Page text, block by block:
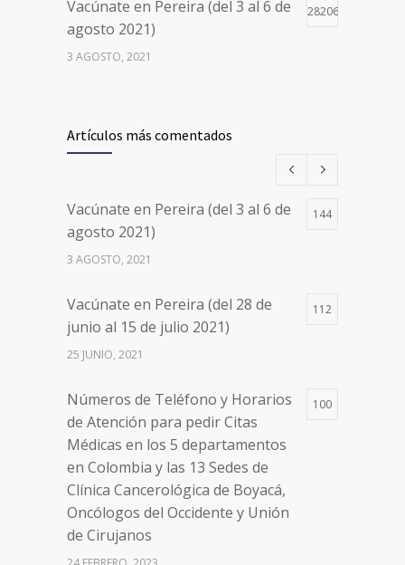
Vacúnate en Pereira (del 3 al 6 de
agosto 2021)
28206
3 AGOSTO, 2021
de agosto 2021) mayores de 20
años
Números de Teléfono y Horarios
de Atención para pedir Citas
Médicas en los 5 departamentos
Clínica Cancerológica de Boyacá,
Oncólogos del Occidente y Unión
de Cirujanos
Artículos más comentados
Vacúnate en Pereira (del 3 al 6 de
agosto 2021)
144
3 AGOSTO, 2021
Vacúnate en Pereira (del 28 de
junio al 15 de julio 2021)
112
25 JUNIO, 2021
Números de Teléfono y Horarios
de Atención para pedir Citas
Médicas en los 5 departamentos
en Colombia y las 13 Sedes de
Clínica Cancerológica de Boyacá,
Oncólogos del Occidente y Unión
de Cirujanos
100